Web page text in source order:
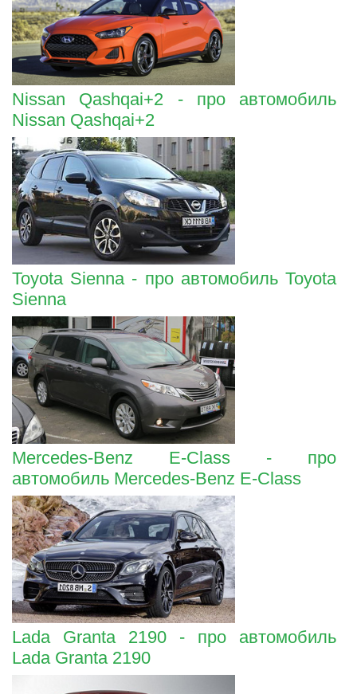
Nissan Qashqai+2 - про автомобиль
Nissan Qashqai+2
Toyota Sienna - про автомобиль Toyota
Sienna
Mercedes-Benz E-Class - про
автомобиль Mercedes-Benz E-Class
Lada Granta 2190 - про автомобиль
Lada Granta 2190